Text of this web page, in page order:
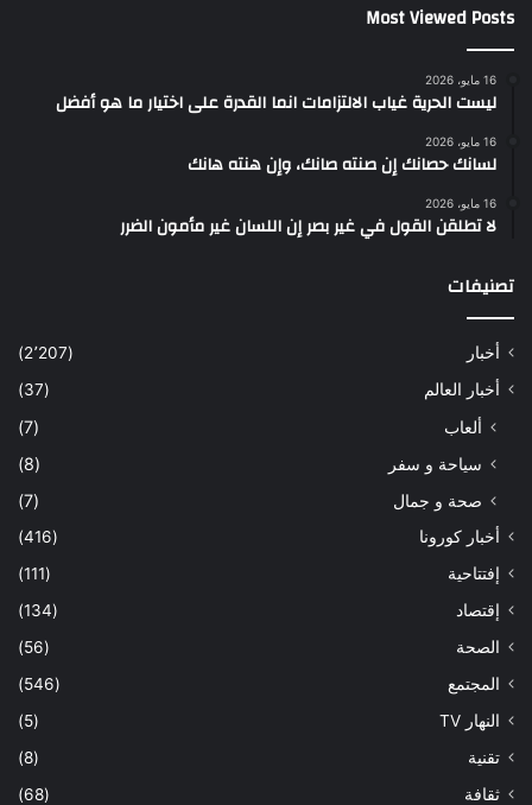
Most Viewed Posts
16 مايو، 2026
ليست الحرية غياب الالتزامات انما القدرة على اختيار ما هو أفضل
16 مايو، 2026
لسانك حصانك إن صنته صانك، وإن هنته هانك
16 مايو، 2026
لا تطلقن القول في غير بصر إن اللسان غير مأمون الضرر
تصنيفات
أخبار
(2٬207)
أخبار العالم
(37)
ألعاب
(7)
سياحة و سفر
(8)
صحة و جمال
(7)
أخبار كورونا
(416)
إفتتاحية
(111)
إقتصاد
(134)
الصحة
(56)
المجتمع
(546)
النهار TV
(5)
تقنية
(8)
ثقافة
(68)